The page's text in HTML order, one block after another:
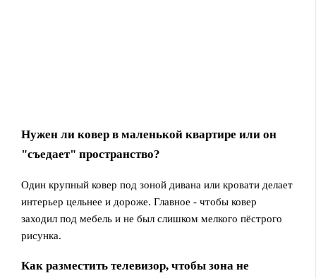
Нужен ли ковер в маленькой квартире или он
"съедает" пространство?
Один крупный ковер под зоной дивана или кровати делает
интерьер цельнее и дороже. Главное - чтобы ковер
заходил под мебель и не был слишком мелкого пёстрого
рисунка.
Как разместить телевизор, чтобы зона не